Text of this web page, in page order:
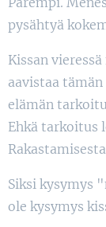
pysähtyä
Kissan
aavistaa
elämän
Ehkä tarkoitus
Siksi kysymys
ole kysymys